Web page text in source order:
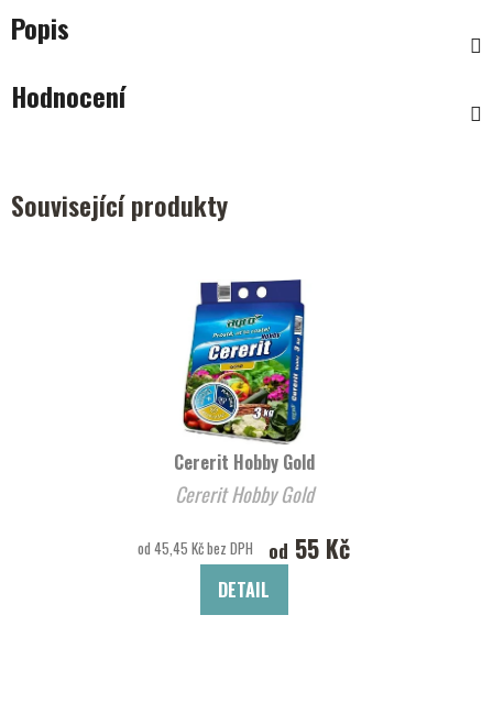
Popis
Hodnocení
Související produkty
Cererit Hobby Gold
Cererit Hobby Gold
od 45,45 Kč bez DPH od 55 Kč
DETAIL